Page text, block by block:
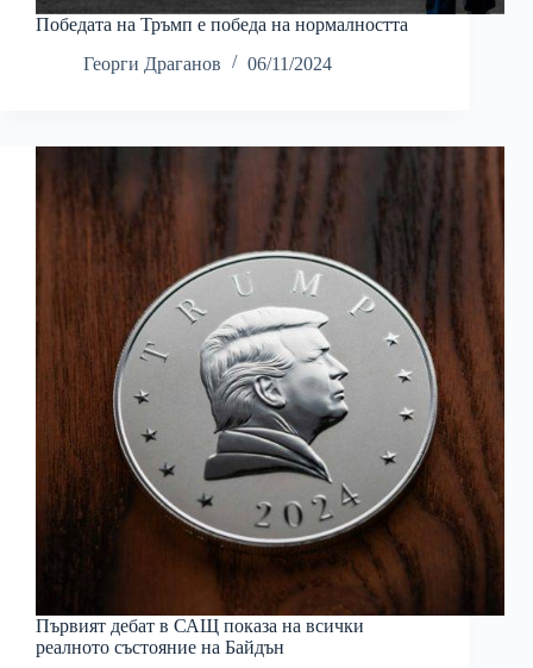
Победата на Тръмп е победа на нормалността
Георги Драганов
06/11/2024
Първият дебат в САЩ показа на всички
реалното състояние на Байдън